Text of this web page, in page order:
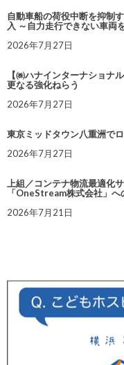
自動車船の荷役中断を抑制
入 ～自力走行できない車両
2026年7月27日
【㈱ハナインターナショナ
更なる強化ねらう
2026年7月27日
東京ミッドタウン八重洲で
2026年7月27日
上組／コンテナ物流最適化
「OneStream株式会社」へ
2026年7月21日